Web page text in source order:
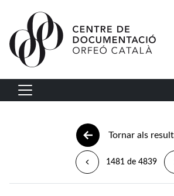
Vés al contingut
Navegació principal
Tornar als
1481 de 4839